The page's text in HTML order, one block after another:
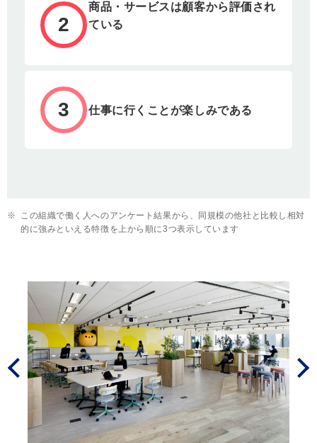
2
商品・サービスは顧客から評価され
ている
3 仕事に行くことが楽しみである
※
この組織で働く人へのアンケート結果から、同規模の他社と比較し相対
的に強みといえる特徴を上から順に3つ表示しています
Next
Prev